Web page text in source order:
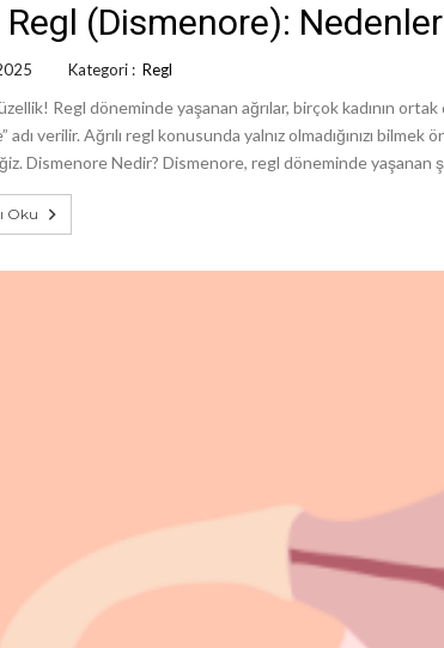
Regl (Dismenore):
Kategori : Regl
Regl döneminde yaşanan ağrılar, birçok kadının
adı verilir. Ağrılı regl konusunda yalnız olmadığınızı
Dismenore Nedir? Dismenore, regl döneminde yaşanan
Oku